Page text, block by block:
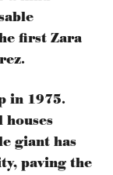
first Zara
in 1975.
giant has
paving the